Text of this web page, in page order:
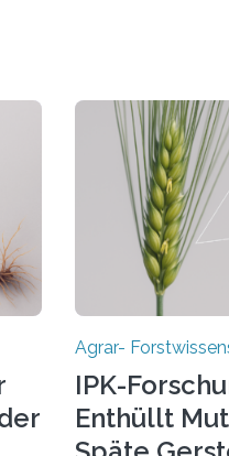
Agrar-
IPK-
Enthüllt